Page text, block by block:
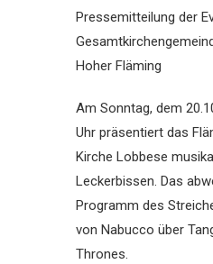
Pressemitteilung der
Hoher Fläming
Am Sonntag, dem
Uhr präsentiert das
Kirche Lobbese
Leckerbissen. Das
Programm des
von Nabucco über
Thrones.